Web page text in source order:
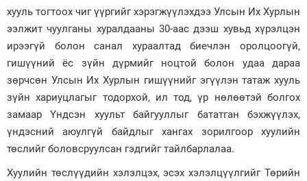
хууль тогтоох чиг үүргийг хэрэгжүүлэхдээ Улсын Их Хурлын
ээлжит чуулганы хуралдааны 30-аас дээш хувьд хүрэлцэн
ирээгүй болон санал хураалтад биечлэн оролцоогүй,
гишүүний ёс зүйн дүрмийг ноцтой болон удаа дараа
зөрчсөн Улсын Их Хурлын гишүүнийг эгүүлэн татаж хууль
зүйн хариуцлагыг тодорхой, ил тод, үр нөлөөтэй болгох
замаар Үндсэн хуульт байгууллыг бататган бэхжүүлэх,
үндэсний аюулгүй байдлыг хангах зорилгоор хуулийн
төслийг боловсруулсан гэдгийг тайлбарлалаа.
Хуулийн төслүүдийн хэлэлцэх, эсэх хэлэлцүүлгийг Төрийн